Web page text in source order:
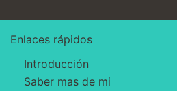
Enlaces rápidos
Introducción
Saber mas de mi